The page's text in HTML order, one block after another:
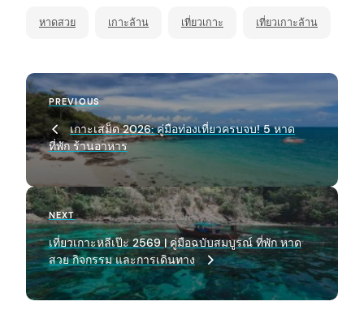
หาดสวย เกาะล้าน เที่ยวเกาะ เที่ยวเกาะล้าน
P
o
s
t
n
a
v
i
g
Previous
Post
PREVIOUS
เกาะเสม็ด 2026: คู่มือท่องเที่ยวครบจบ! 5 หาด
ที่พัก ร้านอาหาร
Next
Post
NEXT
เที่ยวเกาะหลีเป๊ะ 2569 | คู่มือฉบับสมบูรณ์ ที่พัก หาด
สวย กิจกรรม และการเดินทาง